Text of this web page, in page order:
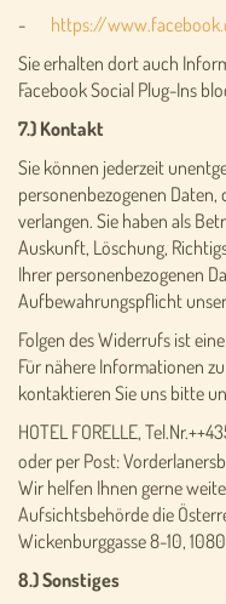
- https://
Sie erhalten dort auch
Facebook Social Plug-Ins
7.) Kontakt
Sie können jederzeit
personenbezogenen
verlangen. Sie haben als
Auskunft, Löschung,
Ihrer personenbezogenen
Aufbewahrungspflicht
Folgen des Widerrufs ist
Für nähere Informationen
kontaktieren Sie uns bitte
HOTEL FORELLE,
oder per Post:
Wir helfen Ihnen gerne
Aufsichtsbehörde die
Wickenburggasse 8-10,
8.) Sonstiges